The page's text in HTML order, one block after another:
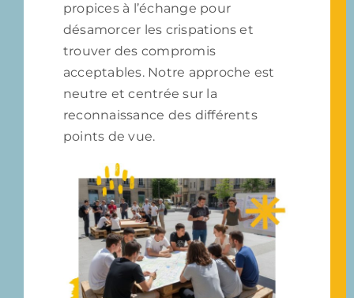
propices à l’échange pour
désamorcer les crispations et
trouver des compromis
acceptables. Notre approche est
neutre et centrée sur la
reconnaissance des différents
points de vue.